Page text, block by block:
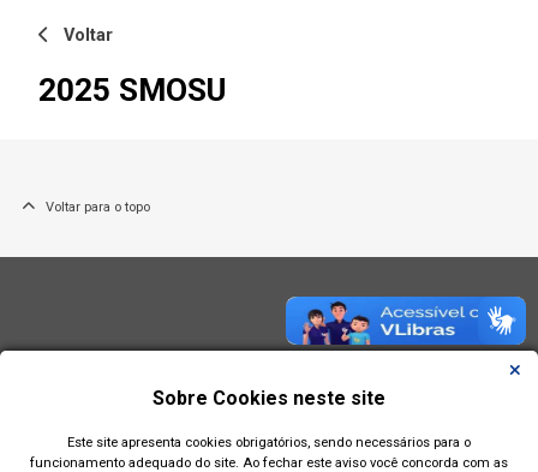
Voltar
2025 SMOSU
Voltar para o topo
Sobre Cookies neste site
Este site apresenta cookies obrigatórios, sendo necessários para o
funcionamento adequado do site. Ao fechar este aviso você concorda com as